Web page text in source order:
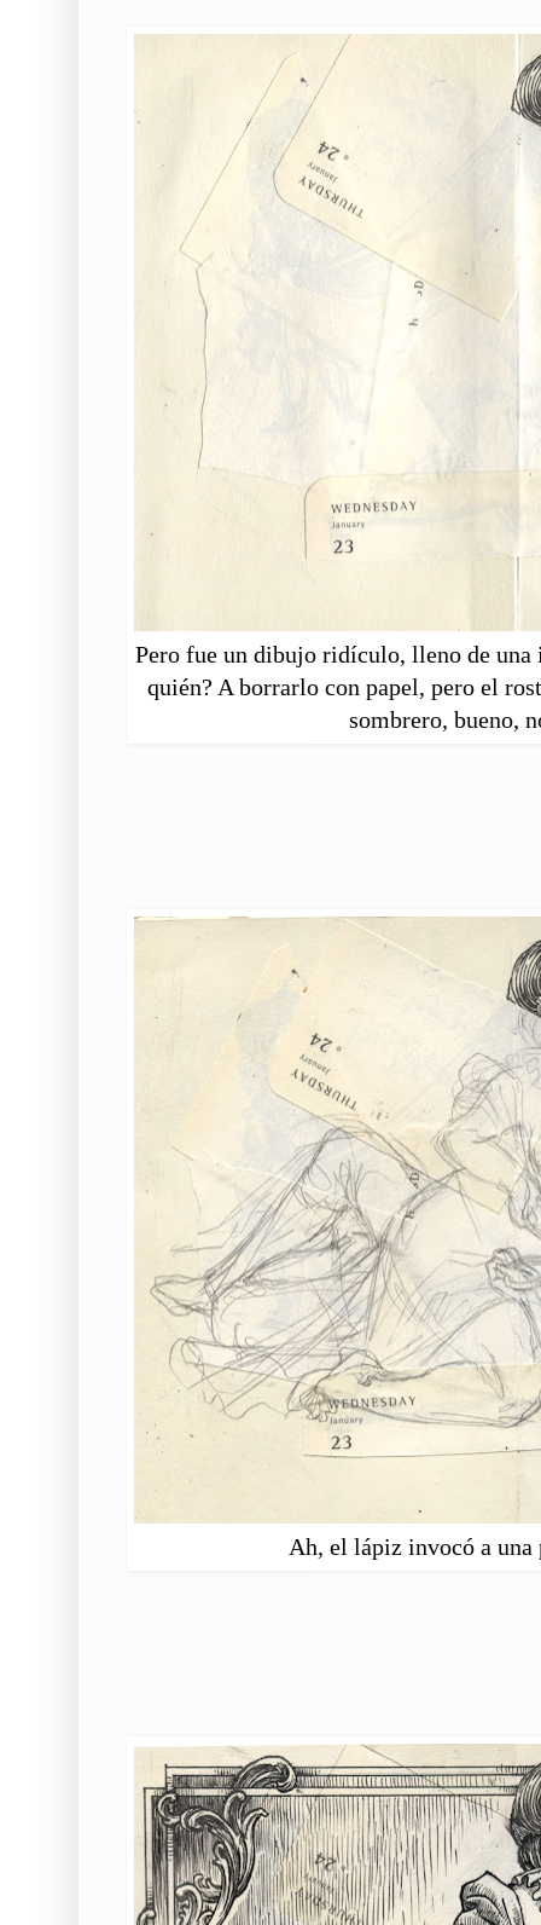
Pero fue un dibujo ridículo, lleno de una
quién? A borrarlo con papel, pero el
sombrero, bueno,
Ah, el lápiz invocó a una